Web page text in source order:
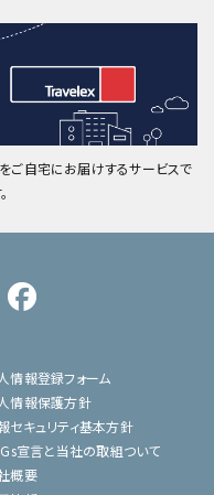
ご自宅にお届けするサービスで
情報登録フォーム
情報保護方針
セキュリティ基本方針
宣言と当社の取組ついて
概要